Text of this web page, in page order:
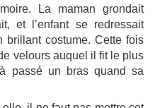
La maman grondait
et l’enfant se redressait
brillant costume. Cette fois
velours auquel il fit le plus
passé un bras quand sa